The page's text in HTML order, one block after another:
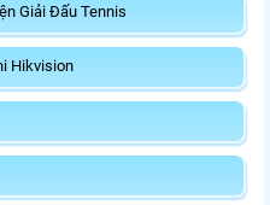
Giải Đấu Tennis
Hikvision